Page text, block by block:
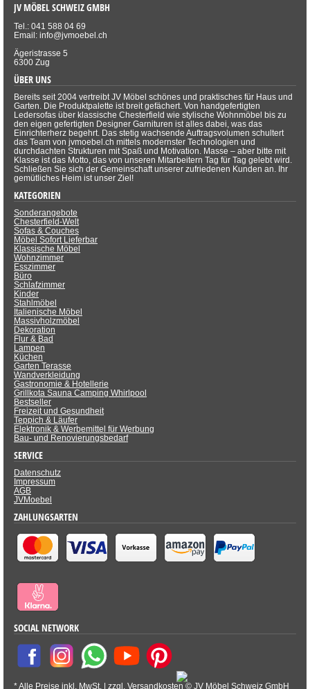
JV MÖBEL SCHWEIZ GMBH
Tel.: 041 588 04 69
Email: info@jvmoebel.ch
Ägeristrasse 5
6300 Zug
ÜBER UNS
Bereits seit 2004 vertreibt JV Möbel schönes und praktisches für Haus und
Garten. Die Produktpalette ist breit gefächert. Von handgefertigten
Ledersofas über klassische Chesterfield wie stylische Wohnmöbel bis zu
den eigen gefertigten Designer Garnituren ist alles dabei, was das
Einrichterherz begehrt. Das stetig wachsende Auftragsvolumen schultert
das Team von jvmoebel.ch mittels modernster Technologien und
durchdachten Strukturen mit Spaß und Motivation. Masse – aber bitte mit
Klasse ist das Motto, das von unseren Mitarbeitern Tag für Tag gelebt wird.
Schließen Sie sich der Gemeinschaft unserer zufriedenen Kunden an. Ihr
gemütliches Heim ist unser Ziel!
KATEGORIEN
Sonderangebote
Chesterfield-Welt
Sofas & Couches
Möbel Sofort Lieferbar
Klassische Möbel
Wohnzimmer
Esszimmer
Büro
Schlafzimmer
Kinder
Stahlmöbel
Italienische Möbel
Massivholzmöbel
Dekoration
Flur & Bad
Lampen
Küchen
Garten Terasse
Wandverkleidung
Gastronomie & Hotellerie
Grillkota Sauna Camping Whirlpool
Bestseller
Freizeit und Gesundheit
Teppich & Läufer
Elektronik & Werbemittel für Werbung
Bau- und Renovierungsbedarf
SERVICE
Datenschutz
Impressum
AGB
JVMoebel
ZAHLUNGSARTEN
SOCIAL NETWORK
* Alle Preise inkl. MwSt. | zzgl. Versandkosten © JV Möbel Schweiz GmbH